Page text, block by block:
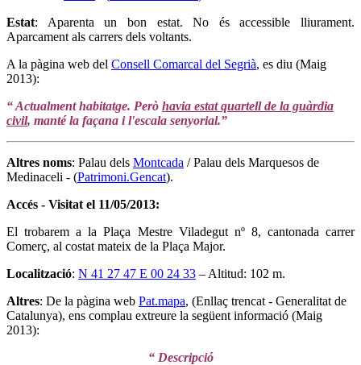
Estat: Aparenta un bon estat. No és accessible lliurament.
Aparcament als carrers dels voltants.
A la pàgina web del Consell Comarcal del Segrià, es diu (Maig
2013):
“ Actualment habitatge. Però havia estat quartell de la guàrdia
civil, manté la façana i l'escala senyorial.”
Altres noms: Palau dels Montcada / Palau dels Marquesos de
Medinaceli - (Patrimoni.Gencat).
Accés - Visitat el 11/05/2013:
El trobarem a la Plaça Mestre Viladegut nº 8, cantonada carrer
Comerç, al costat mateix de la Plaça Major.
Localització: N 41 27 47 E 00 24 33 – Altitud: 102 m.
Altres: De la pàgina web Pat.mapa, (Enllaç trencat - Generalitat de
Catalunya), ens complau extreure la següent informació (Maig
2013):
“ Descripció